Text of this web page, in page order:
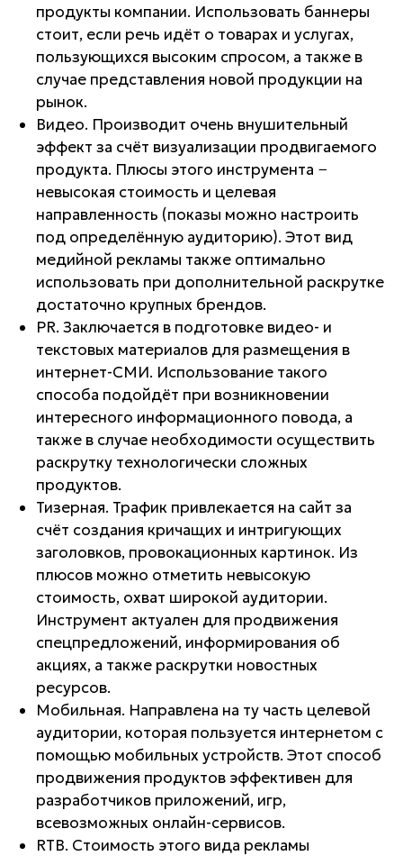
продукты компании. Использовать баннеры
стоит, если речь идёт о товарах и услугах,
пользующихся высоким спросом, а также в
случае представления новой продукции на
рынок.
Видео. Производит очень внушительный
эффект за счёт визуализации продвигаемого
продукта. Плюсы этого инструмента −
невысокая стоимость и целевая
направленность (показы можно настроить
под определённую аудиторию). Этот вид
медийной рекламы также оптимально
использовать при дополнительной раскрутке
достаточно крупных брендов.
PR. Заключается в подготовке видео- и
текстовых материалов для размещения в
интернет-СМИ. Использование такого
способа подойдёт при возникновении
интересного информационного повода, а
также в случае необходимости осуществить
раскрутку технологически сложных
продуктов.
Тизерная. Трафик привлекается на сайт за
счёт создания кричащих и интригующих
заголовков, провокационных картинок. Из
плюсов можно отметить невысокую
стоимость, охват широкой аудитории.
Инструмент актуален для продвижения
спецпредложений, информирования об
акциях, а также раскрутки новостных
ресурсов.
Мобильная. Направлена на ту часть целевой
аудитории, которая пользуется интернетом с
помощью мобильных устройств. Этот способ
продвижения продуктов эффективен для
разработчиков приложений, игр,
всевозможных онлайн-сервисов.
RTB. Стоимость этого вида рекламы